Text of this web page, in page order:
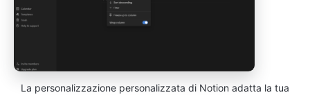
La personalizzazione personalizzata di Notion adatta la tua